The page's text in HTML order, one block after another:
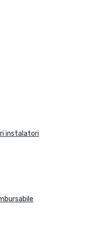
instalatori